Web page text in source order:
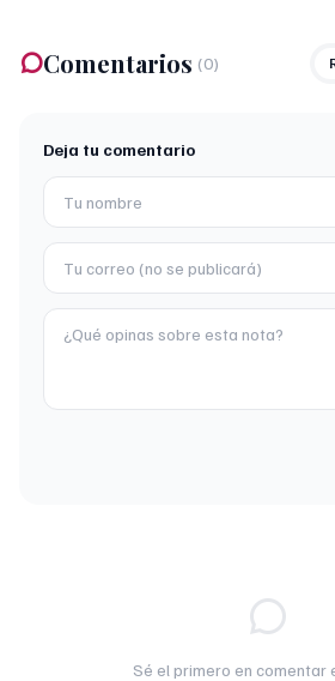
Comentarios (0)
Deja tu comentario
Sé el primero en comentar